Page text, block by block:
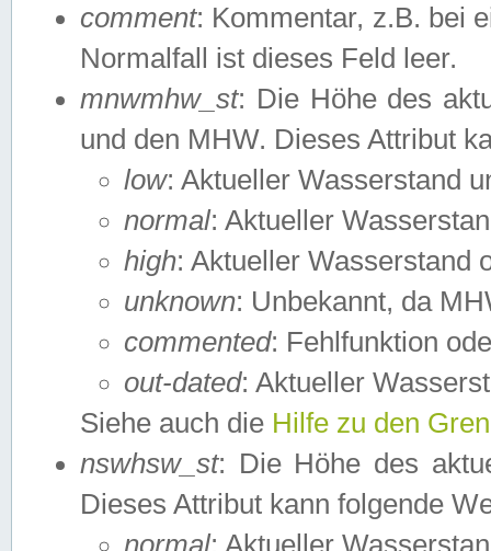
comment: Kommentar, z.B. bei
Normalfall ist dieses Feld leer.
mnwmhw_st: Die Höhe des
und den MHW. Dieses Attribut
low: Aktueller Wasserstand
normal: Aktueller
high: Aktueller Wasserstand
unknown: Unbekannt, da
commented: Fehlfunktion
out-dated: Aktueller
Siehe auch die Hilfe zu den
nswhsw_st: Die Höhe des
Dieses Attribut kann folgende
normal: Aktueller